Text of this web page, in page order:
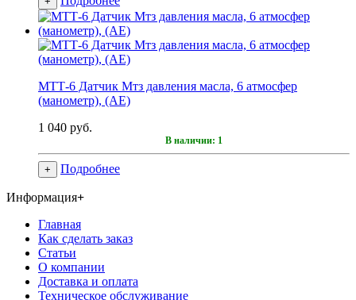
МТТ-6 Датчик Мтз давления масла, 6 атмосфер
(манометр), (АЕ)
1 040 руб.
В наличии: 1
+ Подробнее
Информация+
Главная
Как сделать заказ
Статьи
О компании
Доставка и оплата
Техническое обслуживание